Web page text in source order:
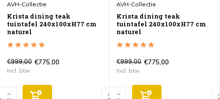
AVH-Collectie
Krista dining teak
tuintafel 240x100xH77 cm
naturel
€999,00 €775,00
Incl. btw
AVH-Collectie
Krista dining teak
tuintafel 240x100xH77 cm
naturel
€999,00 €775,00
Incl. btw